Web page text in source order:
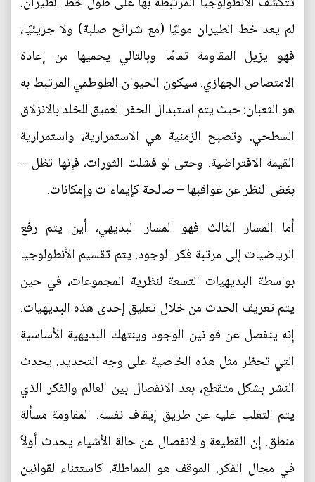
لم يعد خط الطيران موليًا (مع شرائح صلبة) ولا جزيئيًا،
فهو يزيل المقاومة تمامًا وبالتالي يحميها من إعادة
الامتصاص الجهازي. سيكون الحيوان الطوطمي المرتبط به
هو الثعبان: حيث يتم استبدال الحفر العميق للخلد بالانزلاق
السطحي. وتصبح الزمنية هي الاستمرارية، واستمرارية
القيمة الافتراضية. وحتى لو فشلت الثورات، فإنها تظل –
بغض النظر عن عواقبها – صالحة كإيماءات وإمكانات.
أما المسار الثالث فهو المسار البديهي، أين يتم رفع
الرياضيات إلى مرتبة فكر الوجود. يتم تقسيم الأنطولوجيا
بواسطة البديهيات التسعة لنظرية المجموعات، في حين
يتم تعريف الحدث من خلال تعليق إحدى هذه البديهيات.
إنه ينفصل عن قوانين الوجود وينتهك البديهية الأساسية
التي تحظر مثل هذه الخاصية على وجه التحديد. يحدث
النشر بشكل متقطع، بعد الانفصال بين العالم والفكر الذي
يتم التغلب عليه عن طريق إيقاف نفسه. المقاومة مسألة
منطق. إن القطيعة والانفصال عن حالة الأشياء يحدث أولاً
في مجال الفكر. الموقف هو المماطلة. كاستثناء لقوانين